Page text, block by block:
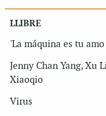
LLIBRE
'La máquina es tu
Jenny Chan Yang, Xu
Xiaoqio
Virus